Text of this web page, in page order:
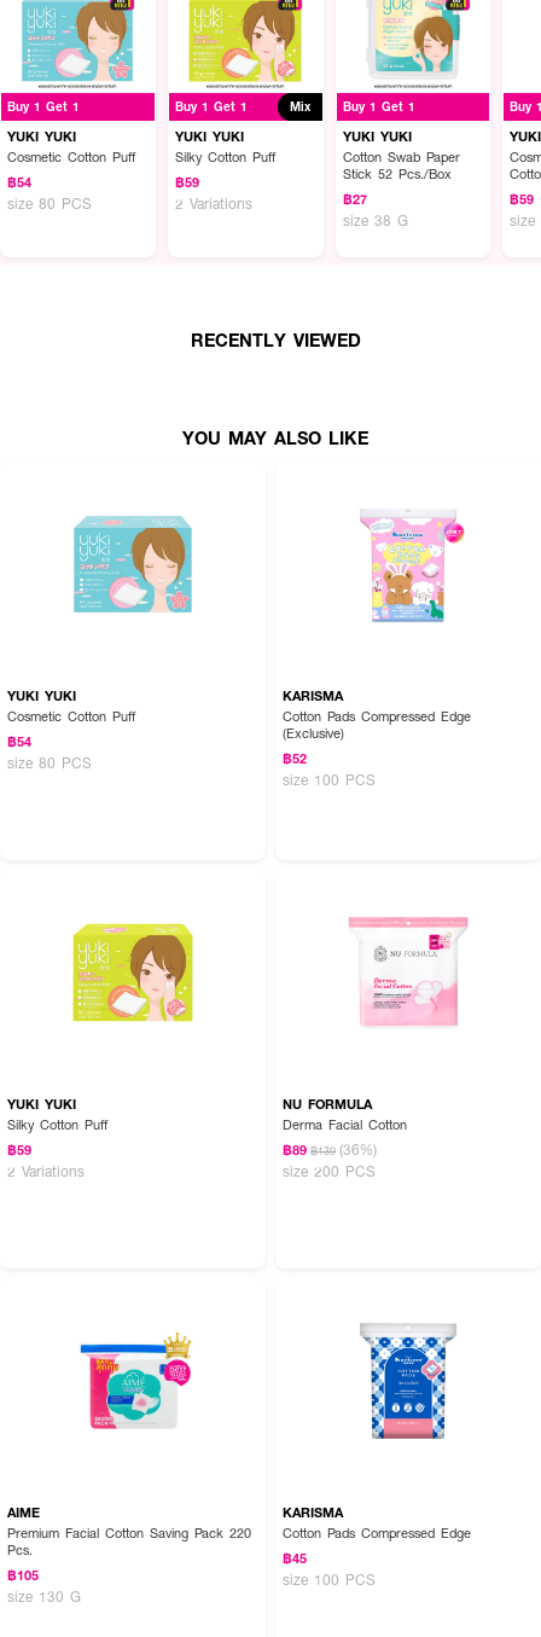
ผลลัพธ์ที่ได้ :
สำลีแผ่นใหญ่พิเศษ ขนาด 7.5x9 ซม. ผลิตจากฝ้ายธรรมชาติ 100% ใช้งานได้
หลากหลาย เหมาะสำหรับเช็ดทำความสะอาดเครื่องสำอางบนใบหน้า เช็ดหมดจดใน
แผ่นเดียว เนื้อนุ่ม หนา เหนียว ไม่เป็นขุย
How to Use :
ใช้สำหรับเช็ดทำความสะอาดผิวหน้า
Buy 1 Get 1
YUKI YUKI
Cosmetic Cotton Puff
฿54
size 80 PCS
Buy 1 Get 1 Mix
YUKI YUKI
Silky Cotton Puff
฿59
2 Variations
Buy 1 Get 1
YUKI YUKI
Cotton Swab Paper
Stick 52 Pcs./Box
฿27
size 38 G
Buy
฿59
size
RECENTLY VIEWED
YOU MAY ALSO LIKE
YUKI YUKI
Cosmetic Cotton Puff
฿54
size 80 PCS
KARISMA
Cotton Pads Compressed Edge
(Exclusive)
฿52
size 100 PCS
YUKI YUKI
Silky Cotton Puff
฿59
2 Variations
NU FORMULA
Derma Facial Cotton
฿89 ฿139 (36%)
size 200 PCS
AIME
Premium Facial Cotton Saving Pack 220
Pcs.
฿105
size 130 G
KARISMA
Cotton Pads Compressed Edge
฿45
size 100 PCS